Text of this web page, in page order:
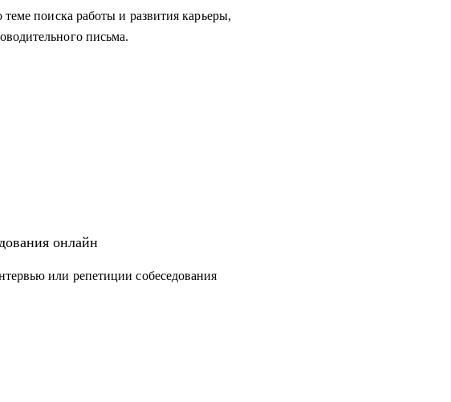
поиска работы и развития карьеры,
письма.
онлайн
или репетиции собеседования